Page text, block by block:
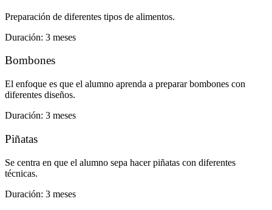
Preparación de diferentes tipos de alimentos.
Duración: 3 meses
Bombones
El enfoque es que el alumno aprenda a preparar bombones con
diferentes diseños.
Duración: 3 meses
Piñatas
Se centra en que el alumno sepa hacer piñatas con diferentes
técnicas.
Duración: 3 meses